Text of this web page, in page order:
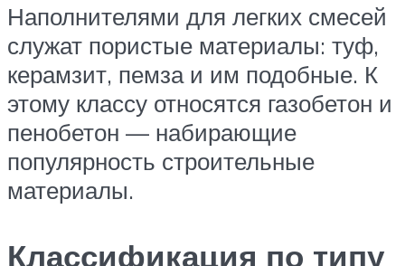
Наполнителями для легких смесей
служат пористые материалы: туф,
керамзит, пемза и им подобные. К
этому классу относятся газобетон и
пенобетон — набирающие
популярность строительные
материалы.
Классификация по типу